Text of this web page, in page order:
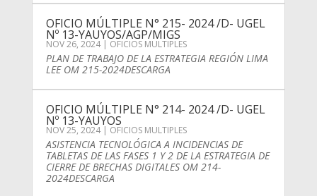
OFICIO MÚLTIPLE N° 215- 2024 /D- UGEL
Nº 13-YAUYOS/AGP/MIGS
NOV 26, 2024| OFICIOS MULTIPLES
PLAN DE TRABAJO DE LA ESTRATEGIA REGIÓN LIMA
LEE OM 215-2024DESCARGA
OFICIO MÚLTIPLE N° 214- 2024 /D- UGEL
Nº 13-YAUYOS
NOV 25, 2024| OFICIOS MULTIPLES
ASISTENCIA TECNOLÓGICA A INCIDENCIAS DE
TABLETAS DE LAS FASES 1 Y 2 DE LA ESTRATEGIA DE
CIERRE DE BRECHAS DIGITALES OM 214-
2024DESCARGA